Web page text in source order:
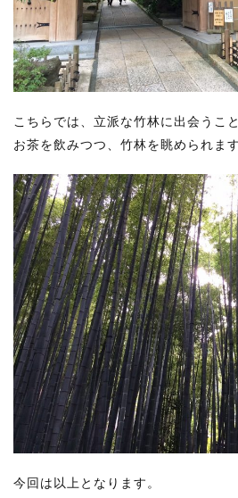
こちらでは、立派な竹林に出会うこ
お茶を飲みつつ、竹林を眺められま
今回は以上となります。